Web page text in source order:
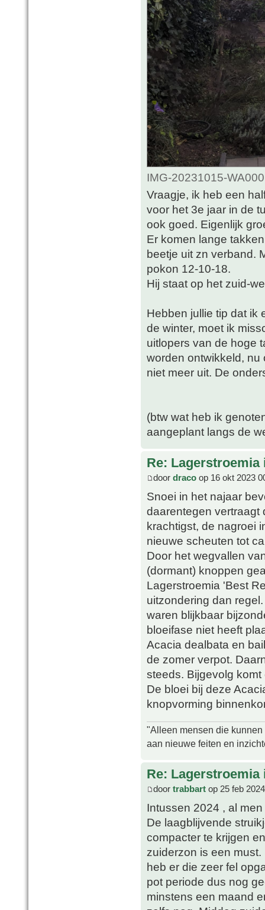
IMG-20231015-
Vraagje, ik heb een
voor het 3e jaar in de
ook goed. Eigenlijk
Er komen lange
beetje uit zn verband.
pokon 12-10-18.
Hij staat op het zuid-
Hebben jullie tip dat ik
de winter, moet ik
uitlopers van de hoge
worden ontwikkeld,
niet meer uit. De
(btw wat heb ik
aangeplant langs de
Re:
door draco op 16 okt 2023
Snoei in het najaar
daarentegen vertraagt
krachtigst, de nagroei
nieuwe scheuten tot
Door het wegvallen
(dormant) knoppen
Lagerstroemia 'Best
uitzondering dan
waren blijkbaar
bloeifase niet heeft
Acacia dealbata en
de zomer verpot.
steeds. Bijgevolg
De bloei bij deze
knopvorming
"Alleen mensen die
aan nieuwe feiten en
Re:
door trabbart op 25 feb
Intussen 2024 , al
De laagblijvende
compacter te krijgen
zuiderzon is een
heb er die zeer fel
pot periode dus nog
minstens een maand